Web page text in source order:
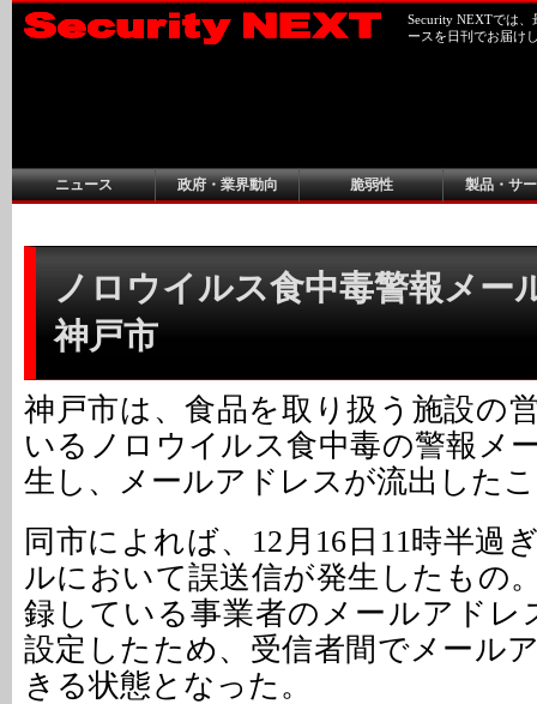
Security NEXTでは
ースを日刊でお届け
ニュース 政府・業界動向 脆弱性 製品・サ
ノロウイルス食中毒警報メー
神戸市
神戸市は、食品を取り扱う施設の
いるノロウイルス食中毒の警報メ
生し、メールアドレスが流出した
同市によれば、12月16日11時半過
ルにおいて誤送信が発生したもの
録している事業者のメールアドレ
設定したため、受信者間でメール
きる状態となった。